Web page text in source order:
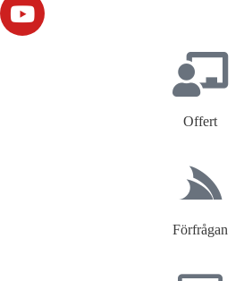
Offert
Förfrågan